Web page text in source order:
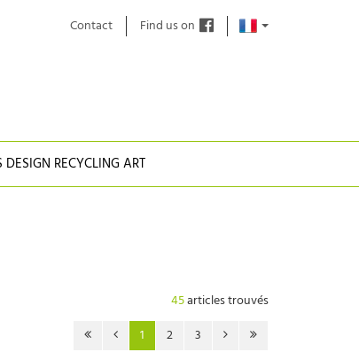
Contact Find us on
DESIGN RECYCLING ART
45articles trouvés
1 2 3